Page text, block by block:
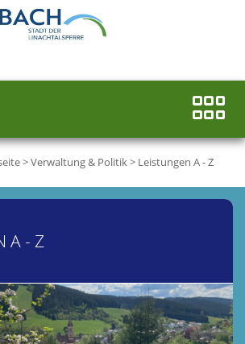
>Verwaltung & Politik> Leistungen A - Z
A - Z